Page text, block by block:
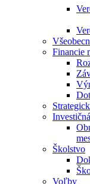
Financie
Školstvo
Voľby